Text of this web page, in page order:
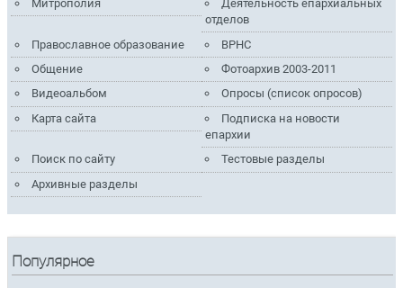
Митрополия
Деятельность епархиальных
отделов
Православное образование
ВРНС
Общение
Фотоархив 2003-2011
Видеоальбом
Опросы (список опросов)
Карта сайта
Подписка на новости
епархии
Поиск по сайту
Тестовые разделы
Архивные разделы
Популярное